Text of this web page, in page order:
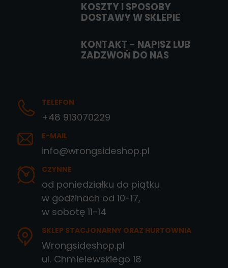
KOSZTY I SPOSOBY
DOSTAWY W SKLEPIE
KONTAKT - NAPISZ LUB
ZADZWOŃ DO NAS
TELEFON
+48 913070229
E-MAIL
info@wrongsideshop.pl
CZYNNE
od poniedziałku do piątku
w godzinach od 10-17,
w sobotę 11-14
SKLEP STACJONARNY ORAZ HURTOWNIA
Wrongsideshop.pl
ul. Chmielewskiego 18